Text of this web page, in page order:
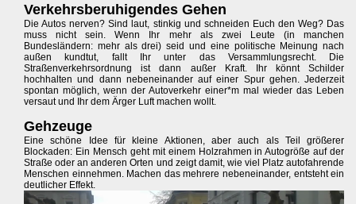
Verkehrsberuhigendes Gehen
Die Autos nerven? Sind laut, stinkig und schneiden Euch den Weg? Das
muss nicht sein. Wenn Ihr mehr als zwei Leute (in manchen
Bundesländern: mehr als drei) seid und eine politische Meinung nach
außen kundtut, fallt Ihr unter das Versammlungsrecht. Die
Straßenverkehrsordnung ist dann außer Kraft. Ihr könnt Schilder
hochhalten und dann nebeneinander auf einer Spur gehen. Jederzeit
spontan möglich, wenn der Autoverkehr einer*m mal wieder das Leben
versaut und Ihr dem Ärger Luft machen wollt.
Gehzeuge
Eine schöne Idee für kleine Aktionen, aber auch als Teil größerer
Blockaden: Ein Mensch geht mit einem Holzrahmen in Autogröße auf der
Straße oder an anderen Orten und zeigt damit, wie viel Platz autofahrende
Menschen einnehmen. Machen das mehrere nebeneinander, entsteht ein
deutlicher Effekt.